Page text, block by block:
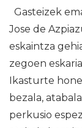
Gasteizek
Jose de
eskaintza
zegoen
Ikasturte
bezala,
perkusio